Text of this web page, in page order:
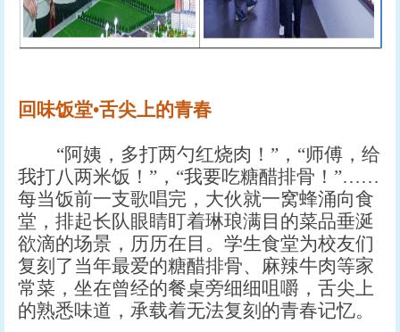
回味饭堂•舌尖上的青春
“阿姨，多打两勺红烧肉！”，“师傅，给
我打八两米饭！”，“我要吃糖醋排骨！”……
每当饭前一支歌唱完，大伙就一窝蜂涌向食
堂，排起长队眼睛盯着琳琅满目的菜品垂涎
欲滴的场景，历历在目。学生食堂为校友们
复刻了当年最爱的糖醋排骨、麻辣牛肉等家
常菜，坐在曾经的餐桌旁细细咀嚼，舌尖上
的熟悉味道，承载着无法复刻的青春记忆。